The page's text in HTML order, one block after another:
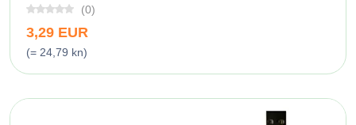
(0)
3,29 EUR
(= 24,79 kn)